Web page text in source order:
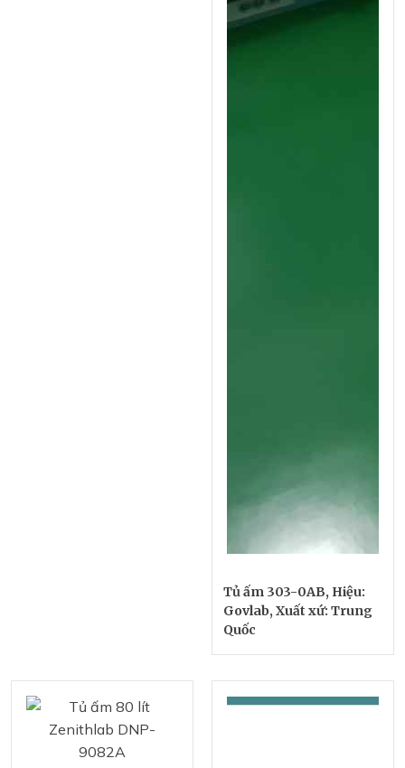
Tủ ấm 303-0AB, Hiệu:
Govlab, Xuất xứ: Trung
Quốc